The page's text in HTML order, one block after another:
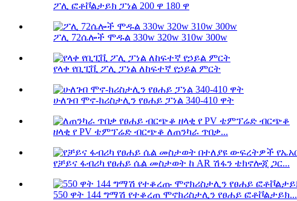
ፖሊ ፎቶቮልታይክ ፓነል 200 ዋ 180 ዋ
ፖሊ 72ሴሎች ሞዱል 330w 320w 310w 300w
የላቀ የቢፒቪ ፖሊ ፓነል ለከፍተኛ የኃይል ምርት
ሁለገብ ሞኖ-ክሪስታሊን የፀሐይ ፓነል 340-410 ዋት
ዘላቂ የ PV ቴምፕሬድ ብርጭቆ ለጠንካራ ጥበቃ...
የቻይና ፋብሪካ የፀሐይ ሴል መስታወት ከ AR ሽፋን ቴክኖሎጂ ጋር...
550 ዋት 144 ግማሽ የተቆረጠ ሞኖክሪስታሊን የፀሐይ ፎቶቮልታይክ...